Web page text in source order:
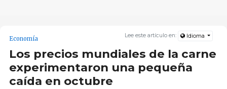
Lee este artículo en: Idioma
Economía
Los precios mundiales de la carne
experimentaron una pequeña
caída en octubre